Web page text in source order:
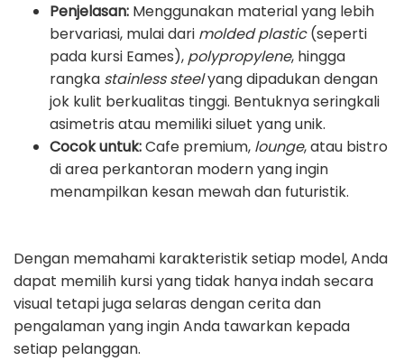
Penjelasan: Menggunakan material yang lebih
bervariasi, mulai dari molded plastic(seperti
pada kursi Eames), polypropylene, hingga
rangka stainless steelyang dipadukan dengan
jok kulit berkualitas tinggi. Bentuknya seringkali
asimetris atau memiliki siluet yang unik.
Cocok untuk:Cafe premium, lounge, atau bistro
di area perkantoran modern yang ingin
menampilkan kesan mewah dan futuristik.
Dengan memahami karakteristik setiap model, Anda
dapat memilih kursi yang tidak hanya indah secara
visual tetapi juga selaras dengan cerita dan
pengalaman yang ingin Anda tawarkan kepada
setiap pelanggan.